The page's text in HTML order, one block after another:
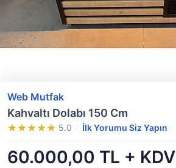
Web Mutfak
Kahvaltı Dolabı 150 Cm
5.0 İlk Yorumu Siz Yapın
60.000,00 TL + KDV